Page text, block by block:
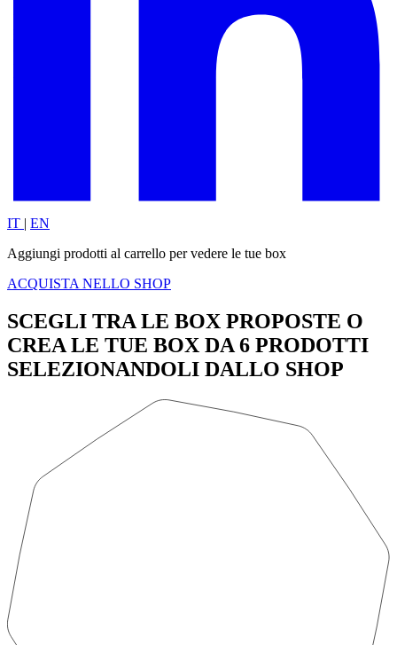
IT
EN
Aggiungi prodotti al carrello per vedere le tue box
ACQUISTA NELLO SHOP
SCEGLI TRA LE BOX PROPOSTE O
CREA LE TUE BOX DA 6 PRODOTTI
SELEZIONANDOLI DALLO SHOP